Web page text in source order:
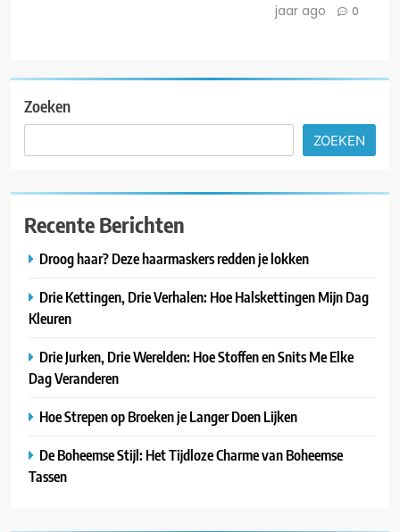
jaar ago
0
Zoeken
ZOEKEN
Recente Berichten
Droog haar? Deze haarmaskers redden je lokken
Drie Kettingen, Drie Verhalen: Hoe Halskettingen Mijn Dag
Kleuren
Drie Jurken, Drie Werelden: Hoe Stoffen en Snits Me Elke
Dag Veranderen
Hoe Strepen op Broeken je Langer Doen Lijken
De Boheemse Stijl: Het Tijdloze Charme van Boheemse
Tassen